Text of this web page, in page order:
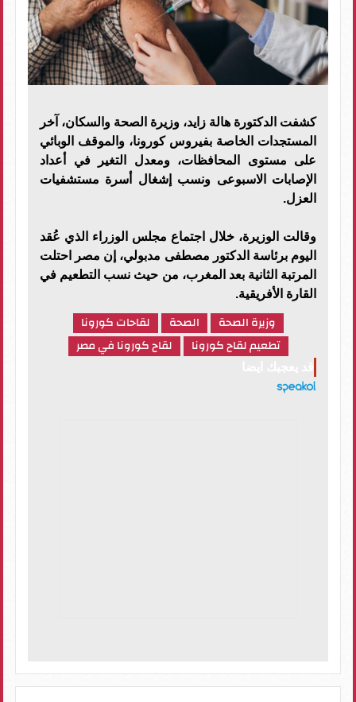
كشفت الدكتورة هالة زايد، وزيرة الصحة والسكان، آخر
المستجدات الخاصة بفيروس كورونا، والموقف الوبائي
على مستوى المحافظات، ومعدل التغير في أعداد
الإصابات الاسبوعى ونسب إشغال أسرة مستشفيات
العزل.
وقالت الوزيرة، خلال اجتماع مجلس الوزراء الذي عُقد
اليوم برئاسة الدكتور مصطفى مدبولي، إن مصر احتلت
المرتبة الثانية بعد المغرب، من حيث نسب التطعيم في
القارة الأفريقية.
وزيرة الصحة الصحة
لقاحات كورونا
تطعيم لقاح كورونا
لقاح كورونا في مصر